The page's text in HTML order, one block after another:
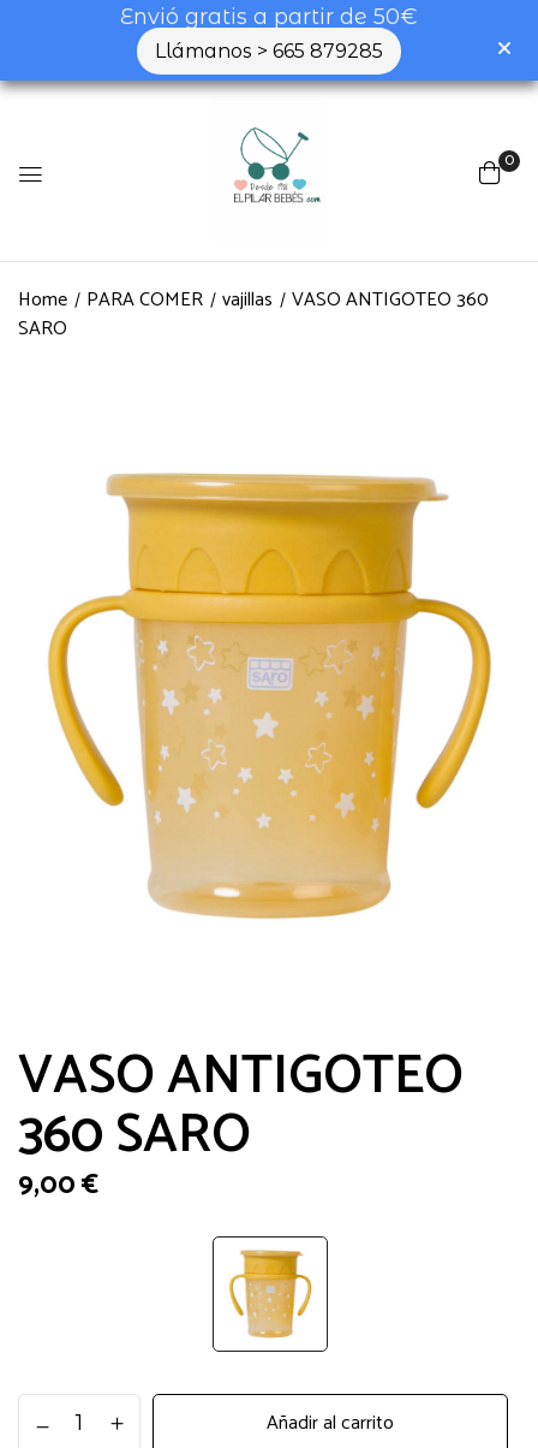
Envió gratis a partir de 50€
Llámanos > 665 879285
0
Home PARA COMER vajillas
VASO ANTIGOTEO 360
SARO
VASO ANTIGOTEO
360 SARO
9,00€
ANTIGOTEO
Añadir al carrito